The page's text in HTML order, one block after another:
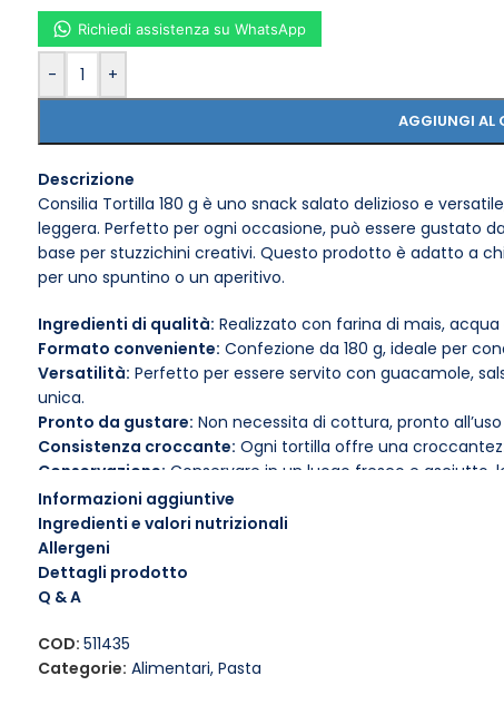
- +
AGGIUNGI AL
Richiedi assistenza su WhatsApp
Descrizione
Consilia Tortilla 180 g è uno snack salato delizioso e
leggera. Perfetto per ogni occasione, può essere gustato
base per stuzzichini creativi. Questo prodotto è adatto a
per uno spuntino o un aperitivo.
Ingredienti di qualità: Realizzato con farina di mais,
Formato conveniente: Confezione da 180 g, ideale per
Versatilità: Perfetto per essere servito con guacamole,
unica.
Pronto da gustare: Non necessita di cottura, pronto
Consistenza croccante: Ogni tortilla offre una
Conservazione: Conservare in un luogo fresco e
freschezza.
Per un’esperienza ancora più gustosa, prova a riscaldare
loro sapore e la loro fragranza. Ideali per feste, picnic o
Informazioni aggiuntive
Ingredienti e valori nutrizionali
Allergeni
Dettagli prodotto
Q & A
COD:511435
Categorie: Alimentari, Pasta